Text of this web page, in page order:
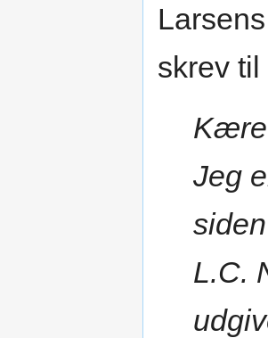
skrev
Jeg
L.C.